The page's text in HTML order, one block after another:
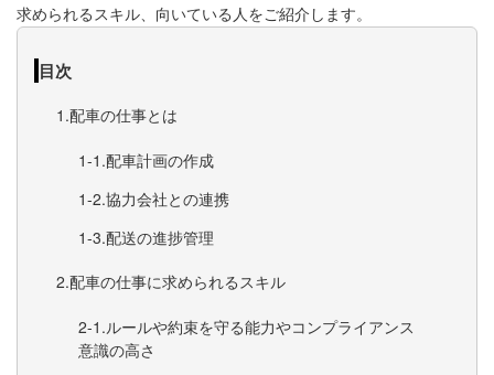
求められるスキル、向いている人をご紹介します。
目次
配車の仕事とは
配車計画の作成
協力会社との連携
配送の進捗管理
配車の仕事に求められるスキル
ルールや約束を守る能力やコンプライアンス
意識の高さ